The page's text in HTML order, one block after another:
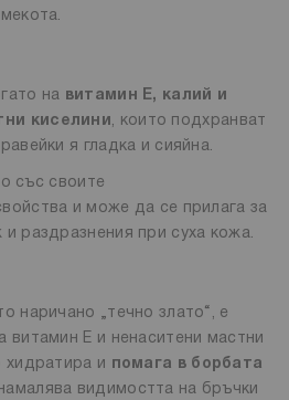
на
витамин Е, калий и
киселини , които подхранват
я гладка и сияйна.
със своите
и може да се прилага за
раздразнения при суха кожа.
наричано „течно злато“, е
витамин Е и ненаситени мастни
хидратира и
помага в борбата
видимостта на бръчки